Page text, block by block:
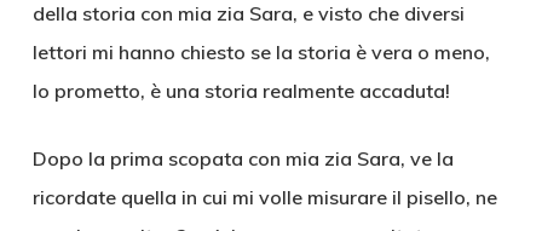
della storia con mia zia Sara, e visto che diversi
lettori mi hanno chiesto se la storia è vera o meno,
lo prometto, è una storia realmente accaduta!
Dopo la prima scopata con mia zia Sara, ve la
ricordate quella in cui mi volle misurare il pisello, ne